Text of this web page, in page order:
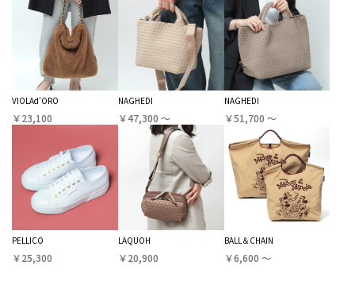
VIOLAd'ORO
￥23,100
NAGHEDI
￥47,300 〜
NAGHEDI
￥51,700 〜
PELLICO
￥25,300
LAQUOH
￥20,900
BALL＆CHAIN
￥6,600 〜